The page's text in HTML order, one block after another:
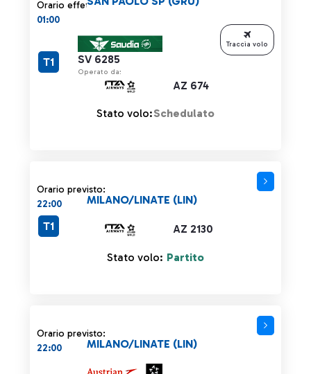
Orario effettivo:
01:00
SV 6285
Operato da:
AZ 674
T1
Stato volo:Schedulato
Traccia volo
Orario previsto:
22:00
AZ 2130
MILANO/LINATE (LIN)
T1
Stato volo: Partito
Orario previsto:
22:00
MILANO/LINATE (LIN)